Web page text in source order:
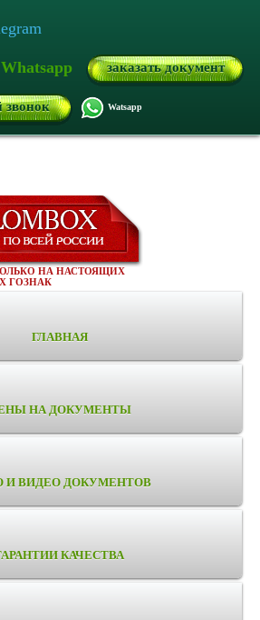
заказать документ
звонок Watsapp
НА НАСТОЯЩИХ
ГОЗНАК
ГЛАВНАЯ
НА ДОКУМЕНТЫ
И ВИДЕО ДОКУМЕНТОВ
КАЧЕСТВА